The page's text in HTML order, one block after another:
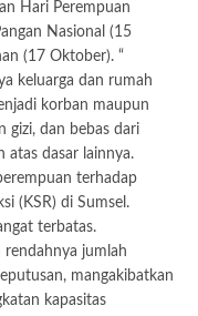
Hari Perempuan
Nasional (15
(17 Oktober). “
keluarga dan rumah
korban maupun
gizi, dan bebas dari
atas dasar lainnya.
terhadap
(KSR) di Sumsel.
terbatas.
rendahnya jumlah
mangakibatkan
kapasitas